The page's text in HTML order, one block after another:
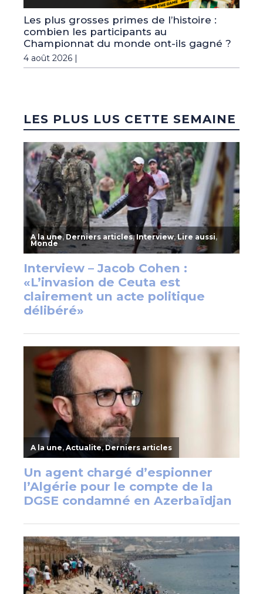
Les plus grosses primes de l’histoire :
combien les participants au
Championnat du monde ont-ils gagné ?
4 août 2026 |
LES PLUS LUS CETTE SEMAINE